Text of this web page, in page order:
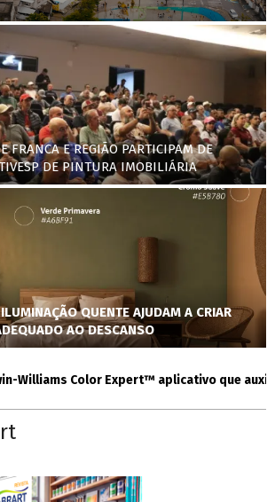
FRANCA E REGIÃO PARTICIPAM DE
DE PINTURA IMOBILIÁRIA
QUENTE AJUDAM A CRIAR
AO DESCANSO
Color Expert™ aplicativo que auxilia